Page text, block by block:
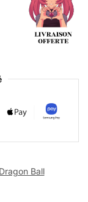
Ball